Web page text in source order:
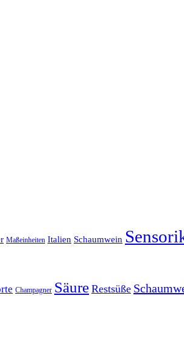
Maßeinheiten Italien Schaumwein
Champagner Säure Restsüße